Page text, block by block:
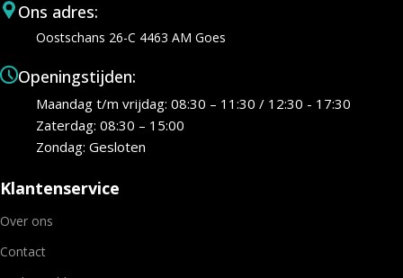
Ons adres:
Oostschans 26-C 4463 AM Goes
Openingstijden:
Maandag t/m vrijdag: 08:30 – 11:30 / 12:30 - 17:30
Zaterdag: 08:30 – 15:00
Zondag: Gesloten
Klantenservice
Over ons
Contact